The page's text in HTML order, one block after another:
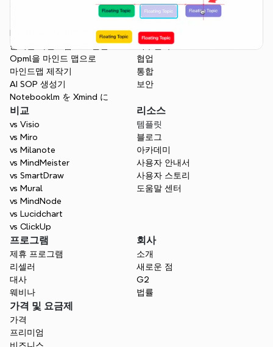
Markdown to 마인드맵
문서를 마인드맵으로 변환
Opml을 마인드 맵으로
마인드맵 제작기
AI SOP 생성기
Notebooklm を Xmind に
개요
프로젝트 관리
AI 마인드 맵
비주얼 구조
협업
통합
보안
비교
vs Visio
vs Miro
vs Milanote
vs MindMeister
vs SmartDraw
vs Mural
vs MindNode
vs Lucidchart
vs ClickUp
리소스
템플릿
블로그
아카데미
사용자 안내서
사용자 스토리
도움말 센터
프로그램
제휴 프로그램
리셀러
대사
웨비나
회사
소개
새로운 점
G2
법률
가격 및 요금제
가격
프리미엄